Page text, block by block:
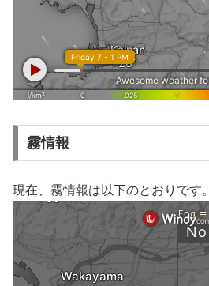
霧情報
現在、霧情報は以下のとおりです。